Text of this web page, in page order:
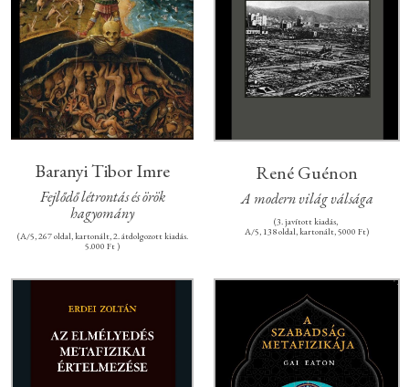
Baranyi Tibor Imre
Fejlődő létrontás és örök
hagyomány
(A/5, 267 oldal, kartonált, 2. átdolgozott kiadás.
5.000 Ft )
René Guénon
A modern világ válsága
(3. javított kiadás,
A/5, 138 oldal, kartonált, 5000 Ft)